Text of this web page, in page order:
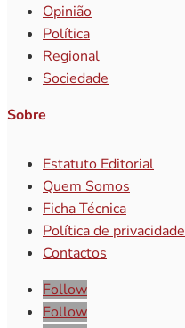
Opinião
Política
Regional
Sociedade
Sobre
Estatuto Editorial
Quem Somos
Ficha Técnica
Política de privacidade
Contactos
Follow
Follow